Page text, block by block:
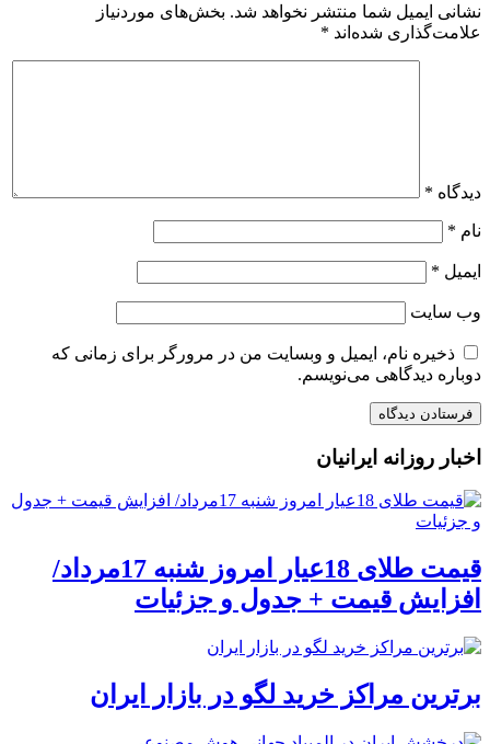
نشانی ایمیل شما منتشر نخواهد شد. بخش‌های موردنیاز
علامت‌گذاری شده‌اند *
دیدگاه *
نام *
ایمیل *
وب‌ سایت
ذخیره نام، ایمیل و وبسایت من در مرورگر برای زمانی که
دوباره دیدگاهی می‌نویسم.
اخبار روزانه ایرانیان
قیمت طلای 18عیار امروز شنبه 17مرداد/
افزایش قیمت + جدول و جزئیات
برترین مراکز خرید لگو در بازار ایران